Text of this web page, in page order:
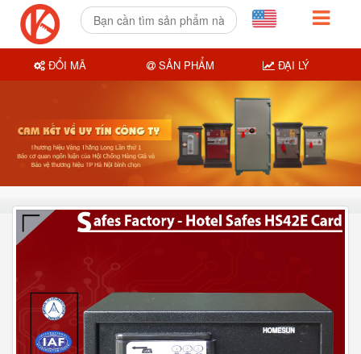
ĐỔI MÃ SẢN PHẨM ĐẠI LÝ